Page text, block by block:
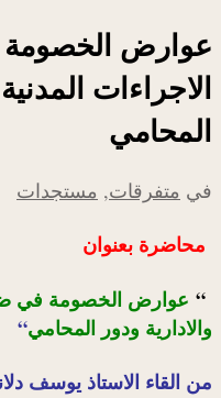
عوارض
الاجراءات
المحامي
في متفرقات, مستجدات
محاضرة بعنوان
“ عوارض الخصومة في
والادارية ودور المحامي“
من القاء الاستاذ يوسف